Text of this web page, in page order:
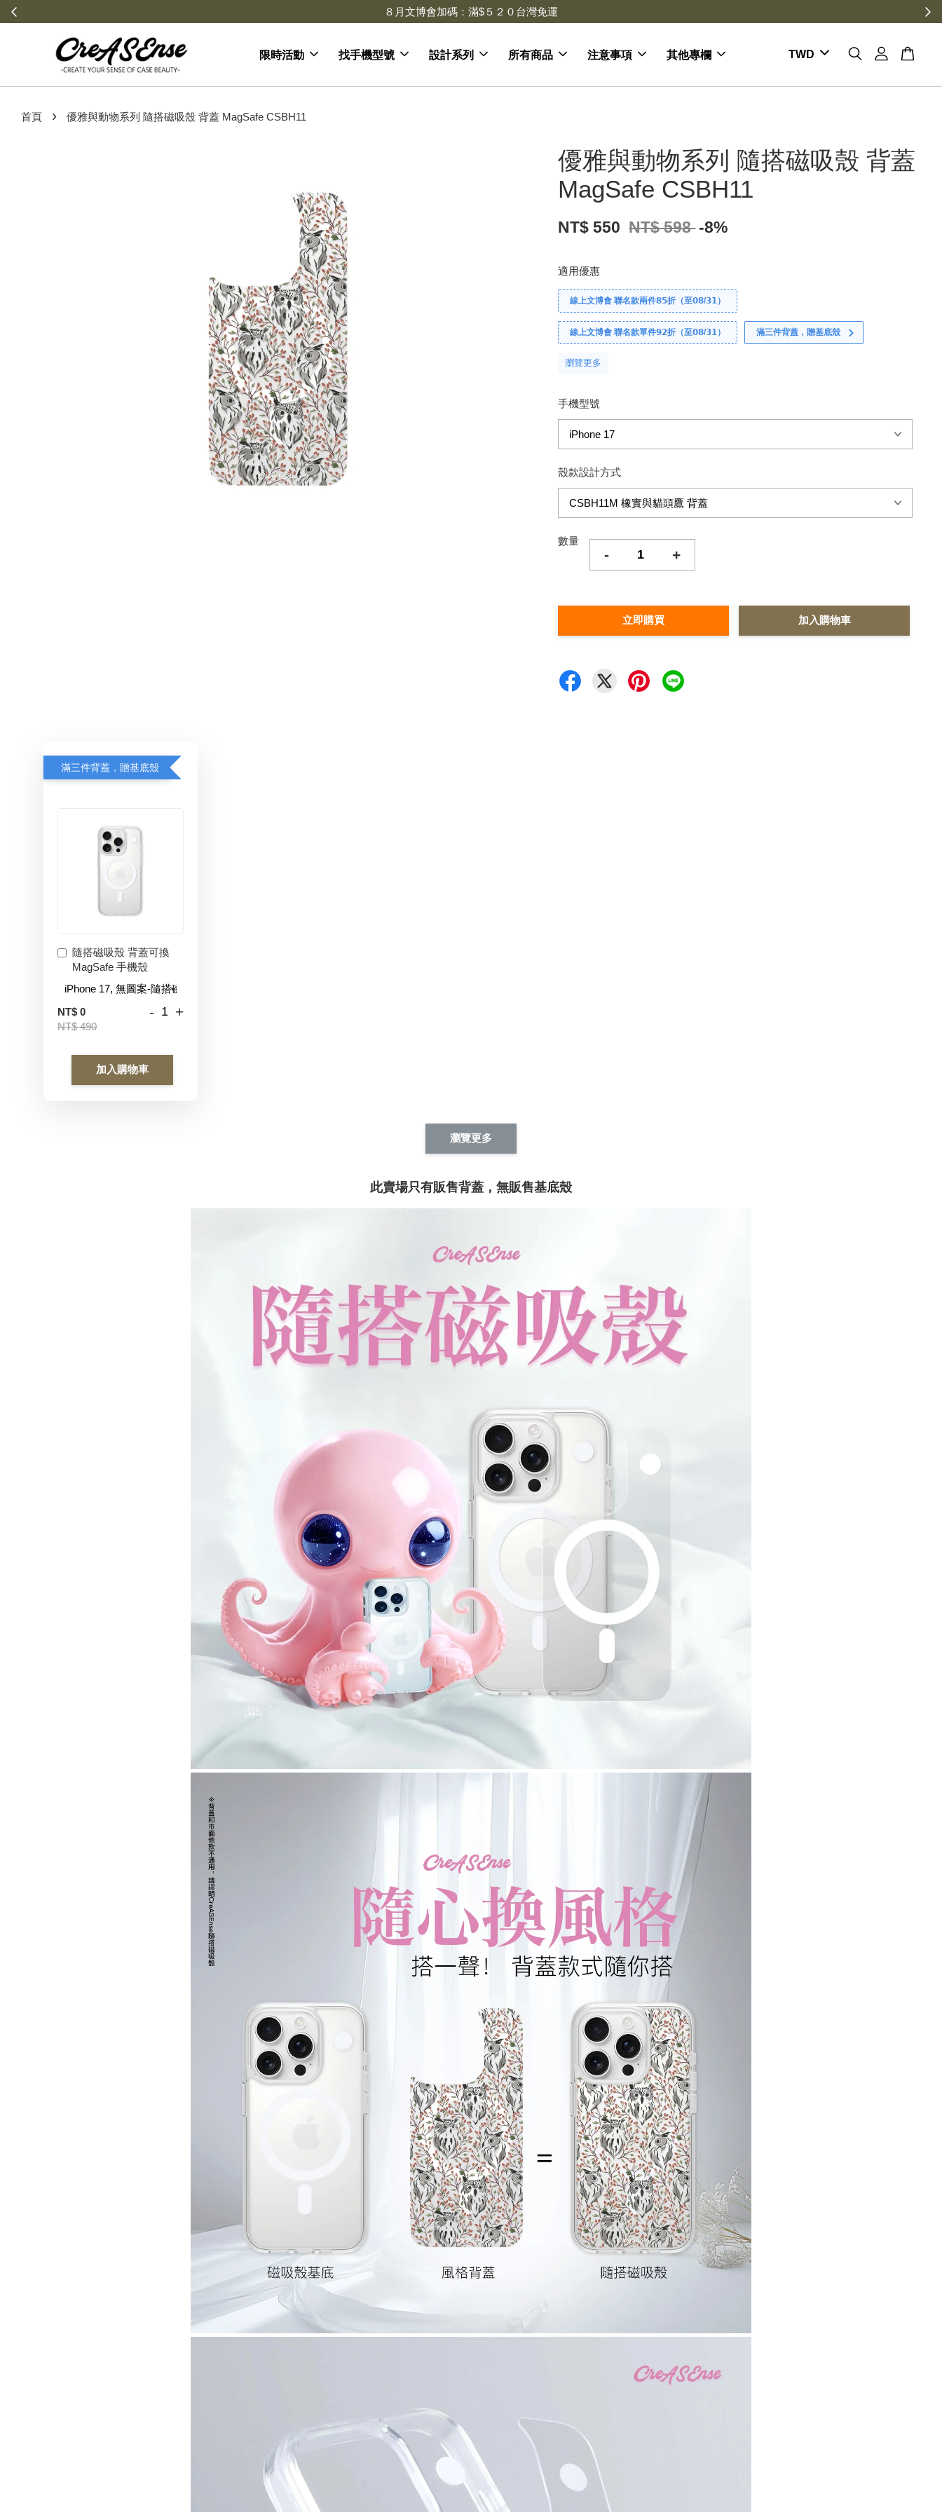
會員登入 領劵享折扣 去領劵
限時活動 找手機型號 設計系列 所有商品 注意事項 其他專欄
首頁 › 優雅與動物系列 隨搭磁吸殼 背蓋 MagSafe CSBH11
優雅與動物系列 隨搭磁吸殼 背蓋
MagSafe CSBH11
NT$ 550 NT$ 598 -8%
適用優惠
線上文博會 聯名款兩件𝟴𝟱折（至𝟬𝟴/𝟯𝟭）
線上文博會 聯名款單件𝟵𝟮折（至𝟬𝟴/𝟯𝟭） 滿三件背蓋，贈基底殼
瀏覽更多
手機型號
殼款設計方式
數量
- +
立即購買 加入購物車
滿三件背蓋，贈基底殼
隨搭磁吸殼 背蓋可換
MagSafe 手機殼
NT$ 0
NT$ 490
- +
加入購物車
瀏覽更多
此賣場只有販售背蓋，無販售基底殼